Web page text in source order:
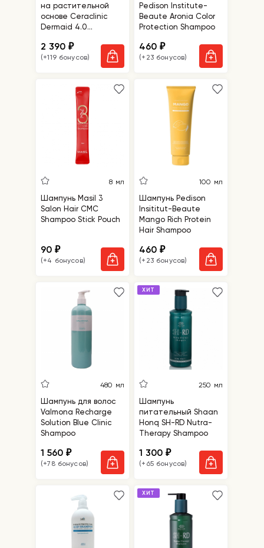
на растительной
основе Ceraclinic
Dermaid 4.0
2 390₽
(+119 бонусов)
Pedison Institute-
Beaute Aronia Color
Protection Shampoo
460₽
(+23 бонусов)
8 мл
Шампунь Masil 3
Salon Hair CMC
Shampoo Stick Pouch
90₽
(+4 бонусов)
100 мл
Шампунь Pedison
Insititut-Beaute
Mango Rich Protein
Hair Shampoo
460₽
(+23 бонусов)
480 мл
Шампунь для волос
Valmona Recharge
Solution Blue Clinic
Shampoo
1 560₽
(+78 бонусов)
ХИТ
250 мл
Шампунь
питательный Shaan
Honq SH-RD Nutra-
Therapy Shampoo
1 300₽
(+65 бонусов)
ХИТ